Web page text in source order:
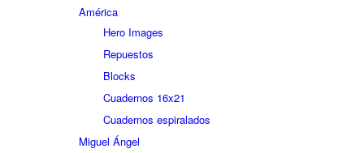
América
Hero Images
Repuestos
Blocks
Cuadernos 16x21
Cuadernos espiralados
Miguel Ángel